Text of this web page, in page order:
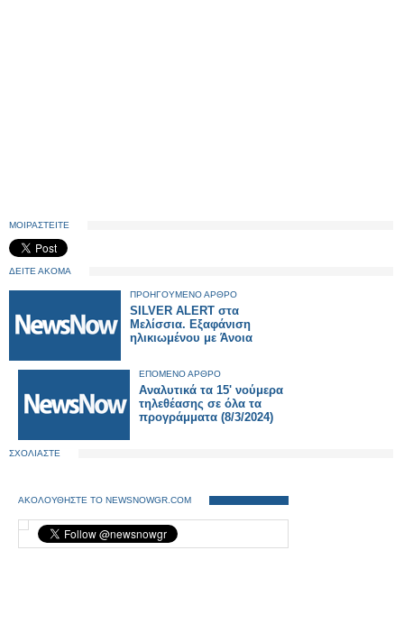
ΜΟΙΡΑΣΤΕΙΤΕ
ΔΕΙΤΕ ΑΚΟΜΑ
ΠΡΟΗΓΟΥΜΕΝΟ ΑΡΘΡΟ
SILVER ALERT στα
Μελίσσια. Εξαφάνιση
ηλικιωμένου με Άνοια
ΕΠΟΜΕΝΟ ΑΡΘΡΟ
Αναλυτικά τα 15' νούμερα
τηλεθέασης σε όλα τα
προγράμματα (8/3/2024)
ΣΧΟΛΙΑΣΤΕ
ΑΚΟΛΟΥΘΗΣΤΕ ΤΟ NEWSNOWGR.COM